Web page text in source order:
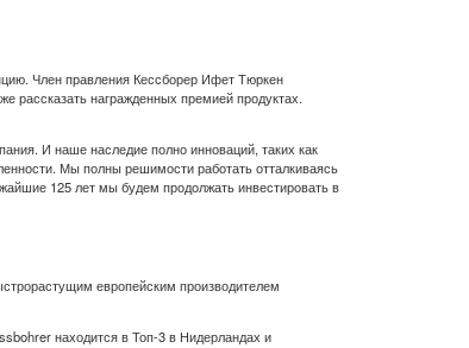
Член правления Кессборер Ифет Тюркен
рассказать награжденных премией продуктах.
И наше наследие полно инноваций, таких как
Мы полны решимости работать отталкиваясь
125 лет мы будем продолжать инвестировать в
европейским производителем
находится в Топ-3 в Нидерландах и